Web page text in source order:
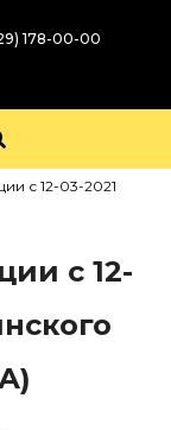
178-00-00
с 12-03-2021
с 12-